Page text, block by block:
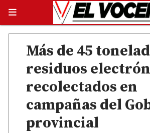
Más de 45
residuos
recolectados en
campañas del
provincial